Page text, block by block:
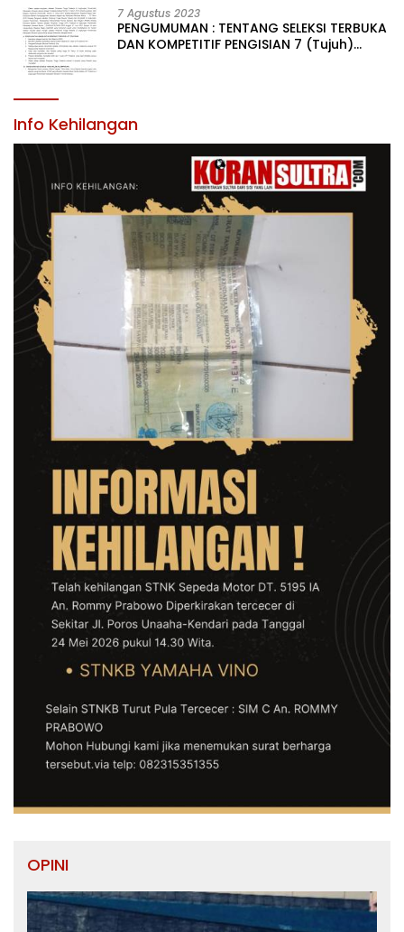
KABUPATEN KONAWE
7 Agustus 2023
PENGUMUMAN : TENTANG SELEKSI TERBUKA
DAN KOMPETITIF PENGISIAN 7 (Tujuh)
Info Kehilangan
OPINI